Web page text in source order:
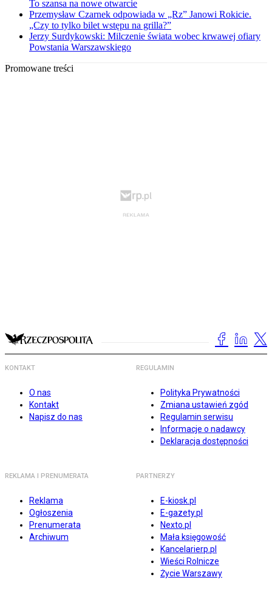
To szansa na nowe otwarcie
Przemysław Czarnek odpowiada w „Rz” Janowi Rokicie.
„Czy to tylko bilet wstępu na grilla?”
Jerzy Surdykowski: Milczenie świata wobec krwawej ofiary
Powstania Warszawskiego
Promowane treści
KONTAKT
O nas
Kontakt
Napisz do nas
REGULAMIN
Polityka Prywatności
Zmiana ustawień zgód
Regulamin serwisu
Informacje o nadawcy
Deklaracja dostępności
REKLAMA I PRENUMERATA
Reklama
Ogłoszenia
Prenumerata
Archiwum
PARTNERZY
E-kiosk.pl
E-gazety.pl
Nexto.pl
Mała księgowość
Kancelarierp.pl
Wieści Rolnicze
Życie Warszawy